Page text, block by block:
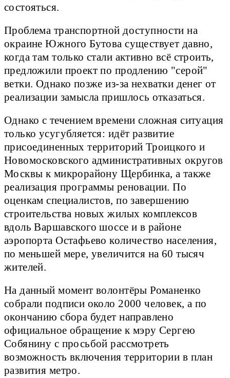
состояться.
Проблема транспортной доступности на
окраине Южного Бутова существует давно,
когда там только стали активно всё строить,
предложили проект по продлению "серой"
ветки. Однако позже из-за нехватки денег от
реализации замысла пришлось отказаться.
Однако с течением времени сложная ситуация
только усугубляется: идёт развитие
присоединенных территорий Троицкого и
Новомосковского административных округов
Москвы к микрорайону Щербинка, а также
реализация программы реновации. По
оценкам специалистов, по завершению
строительства новых жилых комплексов
вдоль Варшавского шоссе и в районе
аэропорта Остафьево количество населения,
по меньшей мере, увеличится на 60 тысяч
жителей.
На данный момент волонтёры Романенко
собрали подписи около 2000 человек, а по
окончанию сбора будет направлено
официальное обращение к мэру Сергею
Собянину с просьбой рассмотреть
возможность включения территории в план
развития метро.